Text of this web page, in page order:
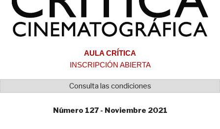
AULA CRÍTICA
INSCRIPCIÓN ABIERTA
Consulta las condiciones
Número 127 - Noviembre 2021